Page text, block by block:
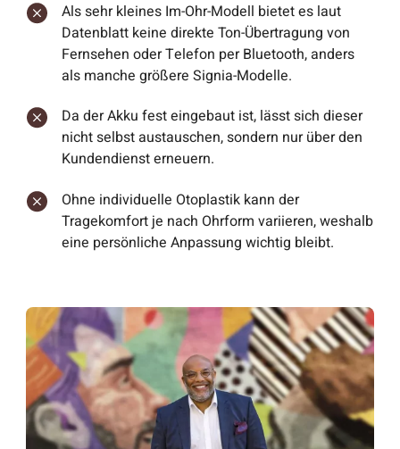
Als sehr kleines Im-Ohr-Modell bietet es laut
Datenblatt keine direkte Ton-Übertragung von
Fernsehen oder Telefon per Bluetooth, anders
als manche größere Signia-Modelle.
Da der Akku fest eingebaut ist, lässt sich dieser
nicht selbst austauschen, sondern nur über den
Kundendienst erneuern.
Ohne individuelle Otoplastik kann der
Tragekomfort je nach Ohrform variieren, weshalb
eine persönliche Anpassung wichtig bleibt.